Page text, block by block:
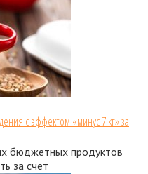
с эффектом «минус 7 кг» за
бюджетных продуктов
за счет